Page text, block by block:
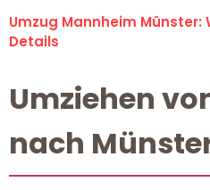
Umzug Mannheim
Details
Umziehen
nach